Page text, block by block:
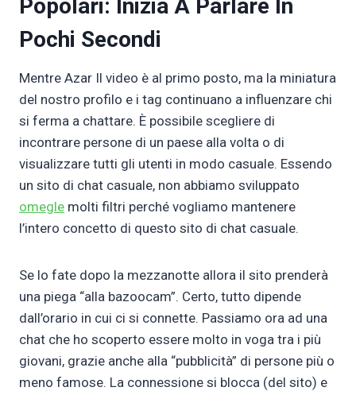
Popolari: Inizia A Parlare In
Pochi Secondi
Mentre Azar Il video è al primo posto, ma la miniatura
del nostro profilo e i tag continuano a influenzare chi
si ferma a chattare. È possibile scegliere di
incontrare persone di un paese alla volta o di
visualizzare tutti gli utenti in modo casuale. Essendo
un sito di chat casuale, non abbiamo sviluppato
omegle molti filtri perché vogliamo mantenere
l’intero concetto di questo sito di chat casuale.
Se lo fate dopo la mezzanotte allora il sito prenderà
una piega “alla bazoocam”. Certo, tutto dipende
dall’orario in cui ci si connette. Passiamo ora ad una
chat che ho scoperto essere molto in voga tra i più
giovani, grazie anche alla “pubblicità” di persone più o
meno famose. La connessione si blocca (del sito) e